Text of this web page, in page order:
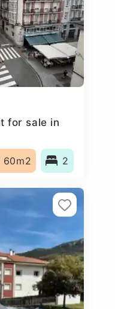
for sale in
60m2 2